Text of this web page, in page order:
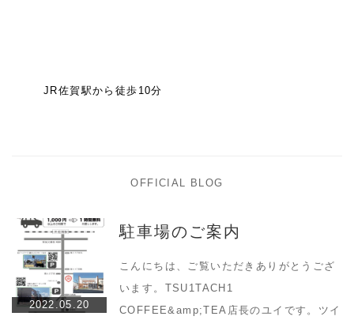
JR佐賀駅から徒歩10分
OFFICIAL BLOG
2022.05.20
駐車場のご案内
こんにちは、ご覧いただきありがとうござ
います。TSU1TACH1
COFFEE&amp;TEA店長のユイです。ツイ